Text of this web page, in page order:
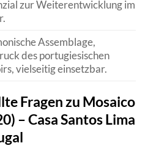
zur Weiterentwicklung im
Assemblage,
des portugiesischen
vielseitig einsetzbar.
Fragen zu Mosaico
– Casa Santos Lima